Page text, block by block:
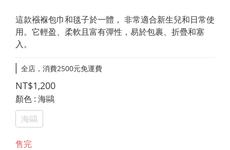
這款襁褓包巾和毯子於一體， 非常適合新生兒和日常使
用。它輕盈、柔軟且富有彈性，易於包裹、折疊和塞
入。
全店，消費2500元免運費
NT$1,200
顏色 : 海鷗
海鷗
售完